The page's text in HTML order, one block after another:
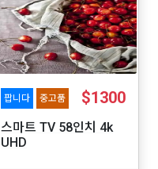
팝니다 중고품 $1300
스마트 TV 58인치 4k
UHD